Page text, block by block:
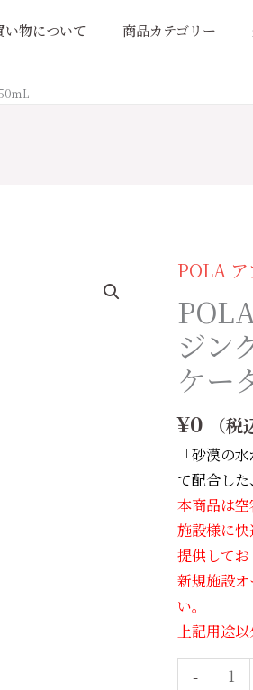
い物について 商品カテゴリー
ｍL
POLA
ジン
ケー
¥0 （税
「砂漠の
て配合した
本商品は空
施設様に
提供してお
新規施設
い。
上記用途
-
POLA
カ
ラ
ハ
リ
リ
キ
ッ
ド
ク
レ
ン
ジ
ン
グ